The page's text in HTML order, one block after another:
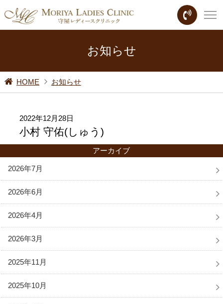
お知らせ
HOME お知らせ
2022年12月28日
小村 守佑(しゅう)
アーカイブ
2026年7月
2026年6月
2026年4月
2026年3月
2025年11月
2025年10月